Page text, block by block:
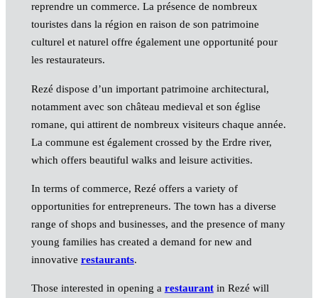
reprendre un commerce. La présence de nombreux
touristes dans la région en raison de son patrimoine
culturel et naturel offre également une opportunité pour
les restaurateurs.
Rezé dispose d’un important patrimoine architectural,
notamment avec son château medieval et son église
romane, qui attirent de nombreux visiteurs chaque année.
La commune est également crossed by the Erdre river,
which offers beautiful walks and leisure activities.
In terms of commerce, Rezé offers a variety of
opportunities for entrepreneurs. The town has a diverse
range of shops and businesses, and the presence of many
young families has created a demand for new and
innovative restaurants.
Those interested in opening a restaurantin Rezé will